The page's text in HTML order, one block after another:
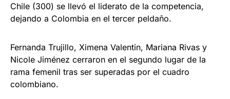
Chile (300) se llevó el liderato de la competencia,
dejando a Colombia en el tercer peldaño.
Fernanda Trujillo, Ximena Valentin, Mariana Rivas y
Nicole Jiménez cerraron en el segundo lugar de la
rama femenil tras ser superadas por el cuadro
colombiano.